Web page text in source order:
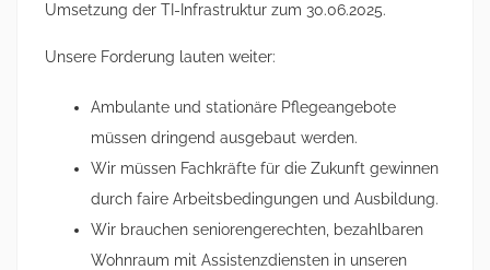
Umsetzung der TI-Infrastruktur zum 30.06.2025.
Unsere Forderung lauten weiter:
Ambulante und stationäre Pflegeangebote
müssen dringend ausgebaut werden.
Wir müssen Fachkräfte für die Zukunft gewinnen
durch faire Arbeitsbedingungen und Ausbildung.
Wir brauchen seniorengerechten, bezahlbaren
Wohnraum mit Assistenzdiensten in unseren